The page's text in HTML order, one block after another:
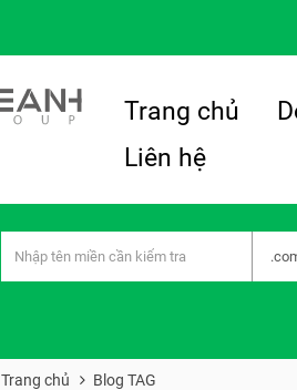
Trang chủ
Liên hệ
Trang chủ Blog TAG